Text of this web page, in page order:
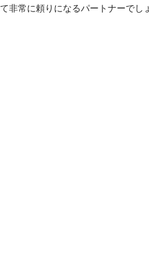
非常に頼りになるパートナーでし